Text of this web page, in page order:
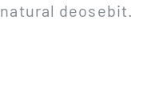
natural deosebit.